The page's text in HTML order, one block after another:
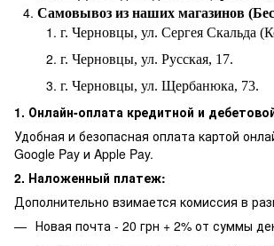
Самовывоз из наших магазинов
г. Черновцы, ул. Сергея Скальда
г. Черновцы, ул. Русская, 17.
г. Черновцы, ул. Щербанюка, 73.
1. Онлайн-оплата кредитной и
Удобная и безопасная оплата картой
Google Pay и Apple Pay.
2. Наложенный платеж:
Дополнительно взимается комиссия в
Новая почта - 20 грн + 2% от суммы